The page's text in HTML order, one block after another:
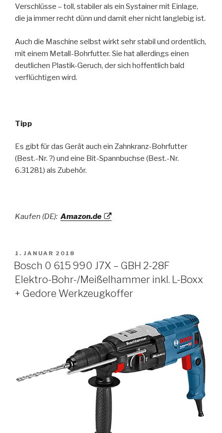
Verschlüsse – toll, stabiler als ein Systainer mit Einlage,
die ja immer recht dünn und damit eher nicht langlebig ist.
Auch die Maschine selbst wirkt sehr stabil und ordentlich,
mit einem Metall-Bohrfutter. Sie hat allerdings einen
deutlichen Plastik-Geruch, der sich hoffentlich bald
verflüchtigen wird.
Tipp
Es gibt für das Gerät auch ein Zahnkranz-Bohrfutter
(Best.-Nr. ?) und eine Bit-Spannbuchse (Best.-Nr.
6.31281) als Zubehör.
Kaufen (DE): Amazon.de
VERÖFFENTLICHT
AM
1. JANUAR 2018
Bosch 0 615 990 J7X – GBH 2-28F
Elektro-Bohr-/Meißelhammer inkl. L-Boxx
+ Gedore Werkzeugkoffer